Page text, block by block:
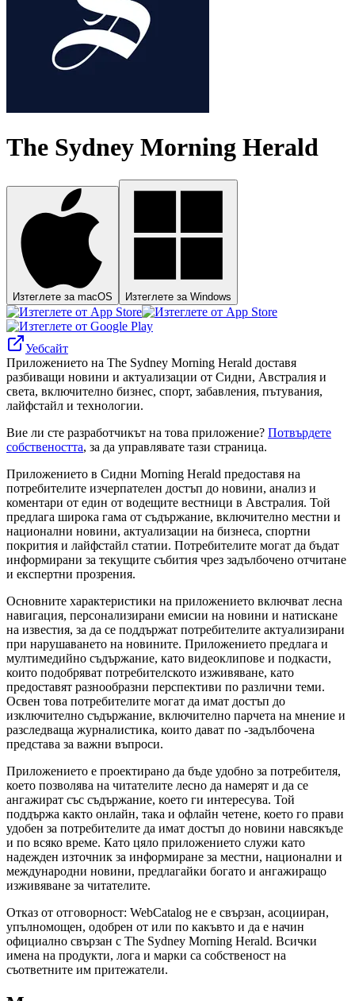
The Sydney Morning Herald
Изтеглете за macOS Изтеглете за Windows
Уебсайт
Приложението на The Sydney Morning Herald доставя
разбиващи новини и актуализации от Сидни, Австралия и
света, включително бизнес, спорт, забавления, пътувания,
лайфстайл и технологии.
Вие ли сте разработчикът на това приложение? Потвърдете
собствеността, за да управлявате тази страница.
Приложението в Сидни Morning Herald предоставя на
потребителите изчерпателен достъп до новини, анализ и
коментари от един от водещите вестници в Австралия. Той
предлага широка гама от съдържание, включително местни и
национални новини, актуализации на бизнеса, спортни
покрития и лайфстайл статии. Потребителите могат да бъдат
информирани за текущите събития чрез задълбочено отчитане
и експертни прозрения.
Основните характеристики на приложението включват лесна
навигация, персонализирани емисии на новини и натискане
на известия, за да се поддържат потребителите актуализирани
при нарушаването на новините. Приложението предлага и
мултимедийно съдържание, като видеоклипове и подкасти,
които подобряват потребителското изживяване, като
предоставят разнообразни перспективи по различни теми.
Освен това потребителите могат да имат достъп до
изключително съдържание, включително парчета на мнение и
разследваща журналистика, които дават по -задълбочена
представа за важни въпроси.
Приложението е проектирано да бъде удобно за потребителя,
което позволява на читателите лесно да намерят и да се
ангажират със съдържание, което ги интересува. Той
поддържа както онлайн, така и офлайн четене, което го прави
удобен за потребителите да имат достъп до новини навсякъде
и по всяко време. Като цяло приложението служи като
надежден източник за информиране за местни, национални и
международни новини, предлагайки богато и ангажиращо
изживяване за читателите.
Отказ от отговорност: WebCatalog не е свързан, асоцииран,
упълномощен, одобрен от или по какъвто и да е начин
официално свързан с The Sydney Morning Herald. Всички
имена на продукти, лога и марки са собственост на
съответните им притежатели.